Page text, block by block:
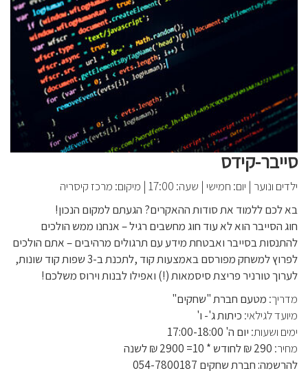
סייבר-קידס
ילדים ונוער | יום: חמישי | שעה: 17:00 | מיקום: מרכז קיסריה
בא לכם ללמוד את סודות ההאקרים? הגעתם למקום הנכון!
חוג הסייבר הוא לא עוד חוג מחשבים רגיל – אנחנו ממש הולכים
להתנסות בסייבר ואבטחת מידע עם תרגולים מרהיבים – אתם הולכים
לפרוץ למשחק מפורסם באמצעות קוד ,לתכנת ב-3 שפות קוד שונות,
לערוך טורניר פריצת סיסמאות (!) ואפילו לבנות וירוס משלכם!
מדריך: מטעם חברת "שחקים"
מיועד לגילאי: כיתות ג'- ו'
ימים ושעות: יום ה' 17:00-18:00
מחיר:
להרשמה: חברת שחקים 054-7800187